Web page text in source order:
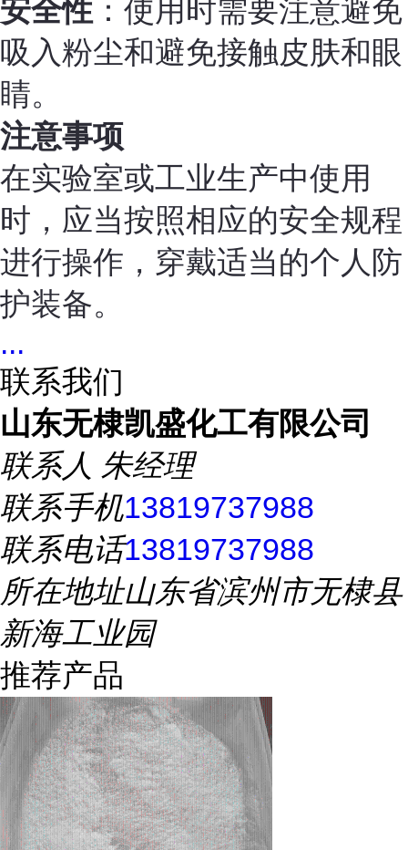
安全性 ：使用时需要注意避免
吸入粉尘和避免接触皮肤和眼
睛。
注意事项
在实验室或工业生产中使用
时，应当按照相应的安全规程
进行操作，穿戴适当的个人防
护装备。
...
联系我们
山东无棣凯盛化工有限公司
联系人 朱经理
联系手机13819737988
联系电话13819737988
所在地址山东省滨州市无棣县
新海工业园
推荐产品